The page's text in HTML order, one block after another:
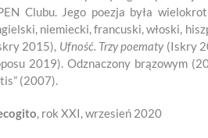
Clubu. Jego poezja była
niemiecki, francuski, włoski,
2015), Ufność. Trzy poematy (Iskry
2019). Odznaczony brązowym
(2007).
, rok XXI, wrzesień 2020